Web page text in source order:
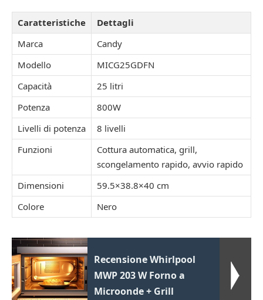
Caratteristiche
Dettagli
Marca
Candy
Modello
MICG25GDFN
Capacità
25 litri
Potenza
800W
Livelli di potenza
8 livelli
Funzioni
Cottura automatica, grill,
scongelamento rapido, avvio rapido
Dimensioni
59.5×38.8×40 cm
Colore
Nero
Recensione Whirlpool
MWP 203 W Forno a
Microonde + Grill